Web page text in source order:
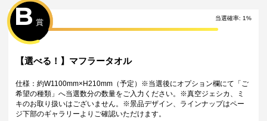
当選確率: 1%
B 賞
【選べる！】マフラータオル
仕様：約W1100mm×H210mm（予定）※当選後にオプション欄にて「ご
希望の種類」へ当選数分の数量をご入力ください。※真空ジェシカ、ミ
キのお取り扱いはございません。※景品デザイン、ラインナップはペー
ジ下部のギャラリーよりご確認いただけます。